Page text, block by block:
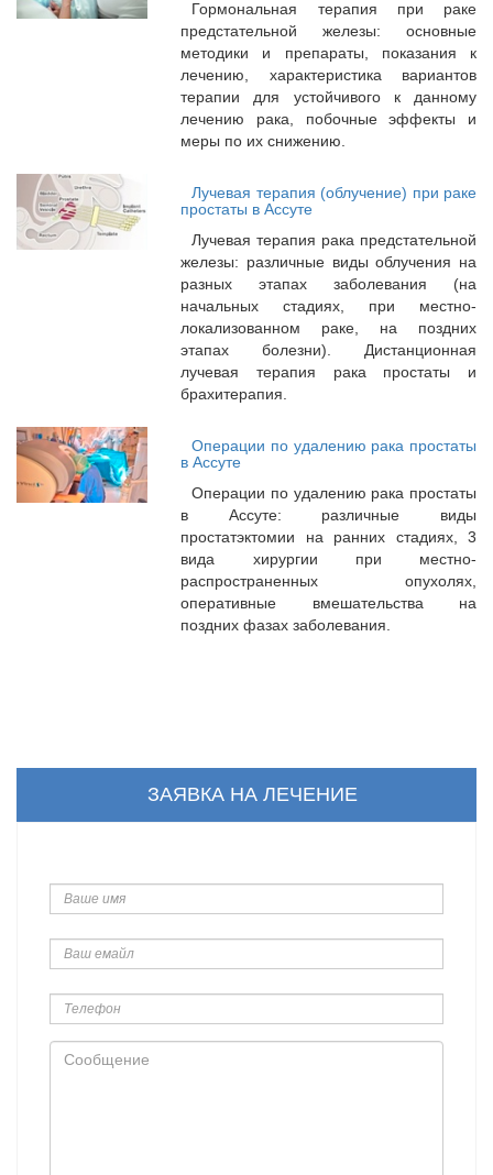
Гормональная терапия при раке
предстательной железы: основные
методики и препараты, показания к
лечению, характеристика вариантов
терапии для устойчивого к данному
лечению рака, побочные эффекты и
меры по их снижению.
Лучевая терапия (облучение) при раке
простаты в Ассуте
Лучевая терапия рака предстательной
железы: различные виды облучения на
разных этапах заболевания (на
начальных стадиях, при местно-
локализованном раке, на поздних
этапах болезни). Дистанционная
лучевая терапия рака простаты и
брахитерапия.
Операции по удалению рака простаты
в Ассуте
Операции по удалению рака простаты
в Ассуте: различные виды
простатэктомии на ранних стадиях, 3
вида хирургии при местно-
распространенных опухолях,
оперативные вмешательства на
поздних фазах заболевания.
ЗАЯВКА НА ЛЕЧЕНИЕ
имя
емайл
Сообщение